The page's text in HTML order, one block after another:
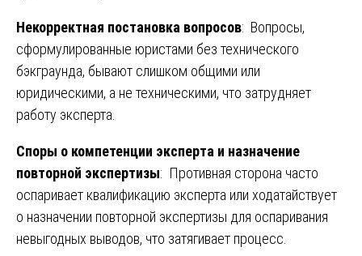
Некорректная постановка вопросов: Вопросы,
сформулированные юристами без технического
бэкграунда, бывают слишком общими или
юридическими, а не техническими, что затрудняет
работу эксперта.
Споры о компетенции эксперта и назначение
повторной экспертизы: Противная сторона часто
оспаривает квалификацию эксперта или ходатайствует
о назначении повторной экспертизы для оспаривания
невыгодных выводов, что затягивает процесс.